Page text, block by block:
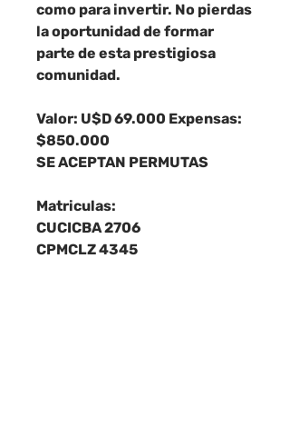
como para invertir. No pierdas
la oportunidad de formar
parte de esta prestigiosa
comunidad.
Valor: U$D 69.000 Expensas:
$850.000
SE ACEPTAN PERMUTAS
Matriculas:
CUCICBA 2706
CPMCLZ 4345